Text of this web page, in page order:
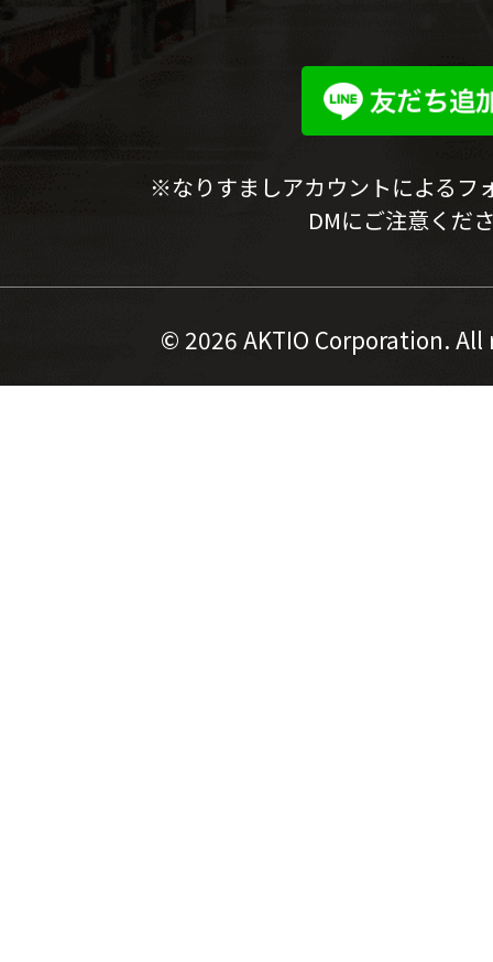
※なりすましアカウントによるフ
DMにご注意くだ
© 2026 AKTIO Corporation.